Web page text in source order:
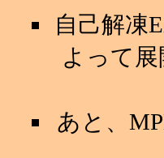
自己解凍
よって
あと、